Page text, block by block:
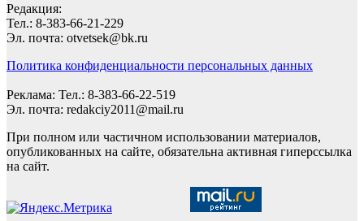
Редакция:
Тел.: 8-383-66-21-229
Эл. почта: otvetsek@bk.ru
Политика конфиденциальности персональных данных
Реклама: Тел.: 8-383-66-22-519
Эл. почта: redakciy2011@mail.ru
При полном или частичном использовании материалов,
опубликованных на сайте, обязательна активная гиперссылка
на сайт.